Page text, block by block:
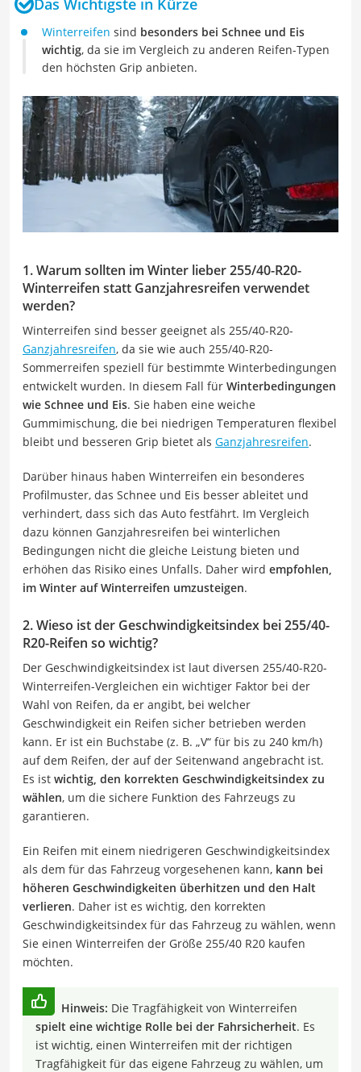
Winterreifen sind besonders bei Schnee und Eis
wichtig, da sie im Vergleich zu anderen Reifen-Typen
den höchsten Grip anbieten.
1. Warum sollten im Winter lieber 255/40-R20-
Winterreifen statt Ganzjahresreifen verwendet
werden?
Winterreifen sind besser geeignet als 255/40-R20-
Ganzjahresreifen, da sie wie auch 255/40-R20-
Sommerreifen speziell für bestimmte Winterbedingungen
entwickelt wurden. In diesem Fall für Winterbedingungen
wie Schnee und Eis. Sie haben eine weiche
Gummimischung, die bei niedrigen Temperaturen flexibel
bleibt und besseren Grip bietet als Ganzjahresreifen.
Darüber hinaus haben Winterreifen ein besonderes
Profilmuster, das Schnee und Eis besser ableitet und
verhindert, dass sich das Auto festfährt. Im Vergleich
dazu können Ganzjahresreifen bei winterlichen
Bedingungen nicht die gleiche Leistung bieten und
erhöhen das Risiko eines Unfalls. Daher wird empfohlen,
im Winter auf Winterreifen umzusteigen.
2. Wieso ist der Geschwindigkeitsindex bei 255/40-
R20-Reifen so wichtig?
Der Geschwindigkeitsindex ist laut diversen 255/40-R20-
Winterreifen-Vergleichen ein wichtiger Faktor bei der
Wahl von Reifen, da er angibt, bei welcher
Geschwindigkeit ein Reifen sicher betrieben werden
kann. Er ist ein Buchstabe (z. B. „V“ für bis zu 240 km/h)
auf dem Reifen, der auf der Seitenwand angebracht ist.
Es ist wichtig, den korrekten Geschwindigkeitsindex zu
wählen, um die sichere Funktion des Fahrzeugs zu
garantieren.
Ein Reifen mit einem niedrigeren Geschwindigkeitsindex
als dem für das Fahrzeug vorgesehenen kann, kann bei
höheren Geschwindigkeiten überhitzen und den Halt
verlieren. Daher ist es wichtig, den korrekten
Geschwindigkeitsindex für das Fahrzeug zu wählen, wenn
Sie einen Winterreifen der Größe 255/40 R20 kaufen
möchten.
Hinweis: Die Tragfähigkeit von Winterreifen
spielt eine wichtige Rolle bei der Fahrsicherheit. Es
ist wichtig, einen Winterreifen mit der richtigen
Tragfähigkeit für das eigene Fahrzeug zu wählen, um